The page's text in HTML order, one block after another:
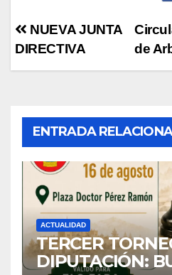
Navegación
de
de
NUEVA JUNTA
DIRECTIVA
ENTRADA
ACTUALIDAD
TERCER
DIPUTACIÓN: